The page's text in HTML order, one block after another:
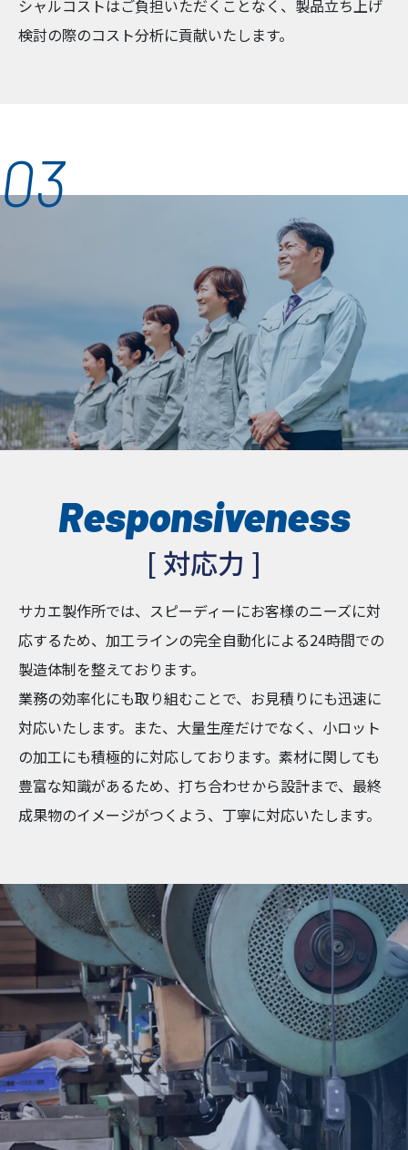
シャルコストはご負担いただくことなく、製品立ち上げ
検討の際のコスト分析に貢献いたします。
Responsiveness
[ 対応力 ]
サカエ製作所では、スピーディーにお客様のニーズに対
応するため、加工ラインの完全自動化による24時間での
製造体制を整えております。
業務の効率化にも取り組むことで、お見積りにも迅速に
対応いたします。また、大量生産だけでなく、小ロット
の加工にも積極的に対応しております。素材に関しても
豊富な知識があるため、打ち合わせから設計まで、最終
成果物のイメージがつくよう、丁寧に対応いたします。
03